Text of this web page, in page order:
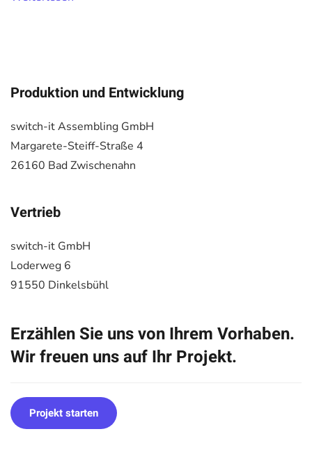
Produktion und Entwicklung
switch-it Assembling GmbH
Margarete-Steiff-Straße 4
26160 Bad Zwischenahn
Vertrieb
switch-it GmbH
Loderweg 6
91550 Dinkelsbühl
Erzählen Sie uns von Ihrem Vorhaben.
Wir freuen uns auf Ihr Projekt.
Projekt starten